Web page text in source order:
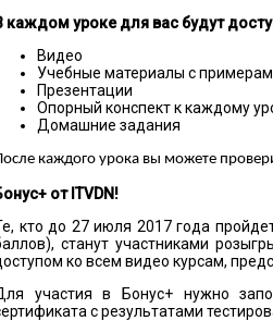
каждом уроке для вас будут
Видео
Учебные материалы с
Презентации
Опорный конспект к каждому
Домашние задания
каждого урока вы можете
от ITVDN!
кто до 27 июля 2017 года
станут участниками
ко всем видео курсам,
участия в Бонус+ нужно
с результатами